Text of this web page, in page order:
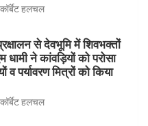
कॉर्बेट हलचल
से देवभूमि में शिवभक्तों
ने कांवड़ियों को परोसा
व पर्यावरण मित्रों को किया
कॉर्बेट हलचल